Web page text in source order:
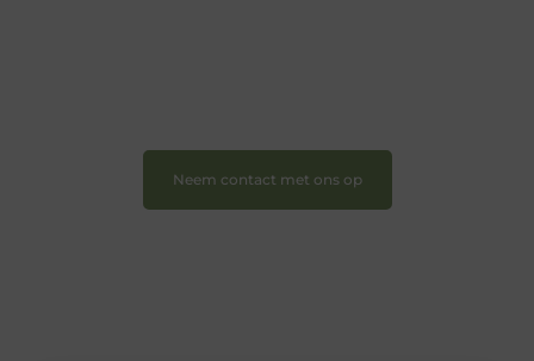
Neem contact met ons op